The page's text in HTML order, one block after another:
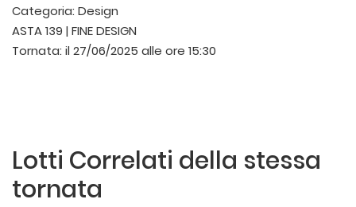
Categoria: Design
ASTA 139 | FINE DESIGN
Tornata: il 27/06/2025 alle ore 15:30
Lotti Correlati della stessa
tornata